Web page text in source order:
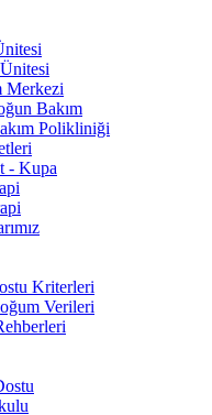
Merkezi
Bakım
Polikliniği
- Kupa
Kriterleri
Verileri